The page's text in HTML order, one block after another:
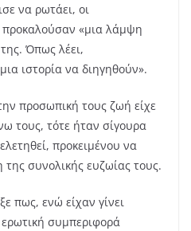
να ρωτάει, οι
προκαλούσαν «μια λάμψη
Όπως λέει,
ιστορία να διηγηθούν».
προσωπική τους ζωή είχε
τους, τότε ήταν σίγουρα
προκειμένου να
της συνολικής ευζωίας τους.
πως, ενώ είχαν γίνει
ερωτική συμπεριφορά